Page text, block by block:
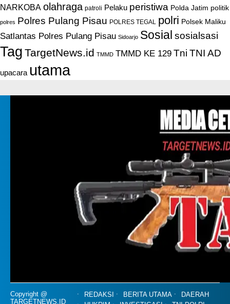
NARKOBA olahraga patroli Pelaku peristiwa Polda Jatim politik
polres Polres Pulang Pisau POLRES TEGAL polri Polsek Maliku
Satlantas Polres Pulang Pisau Sidoarjo Sosial sosialsasi
Tag TargetNews.id TMMD TMMD KE 129 Tni TNI AD
upacara utama
Copyright @
TARGETNEWS.ID
REDAKSI BERITA UTAMA
DAERAH